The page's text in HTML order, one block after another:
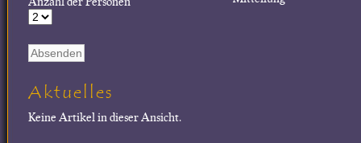
Aktuelles
Keine Artikel in dieser Ansicht.